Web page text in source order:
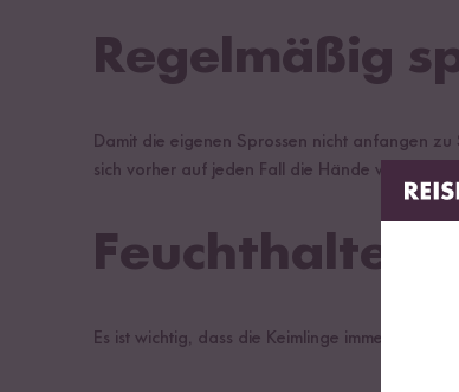
Regelmäßig
Damit die eigenen Sprossen nicht anfangen
sich vorher auf jeden Fall die Hände wäscht.
Feuchthalten
Es ist wichtig, dass die Keimlinge immer